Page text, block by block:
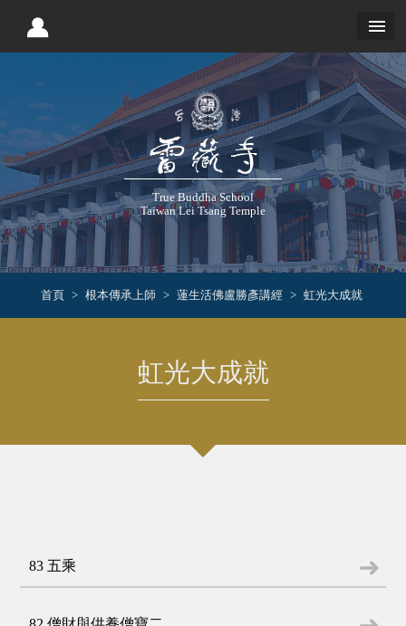
True Buddha School
Taiwan Lei Tsang Temple
首頁 根本傳承上師 蓮生活佛盧勝彥講經 虹光大成就
虹光大成就
83 五乘